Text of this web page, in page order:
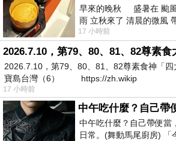
早來的晚秋 盛暑在 颱
雨 立秋來了 清晨的微風
下子 又被赤
17 小時前
2026.7.10，第79、80、81、82尊素食神「
寶島台灣（6） https://zh.wikip
17 小時前
中午吃什麼？自己帶便當
日常。(舞動馬尾廚房) 「